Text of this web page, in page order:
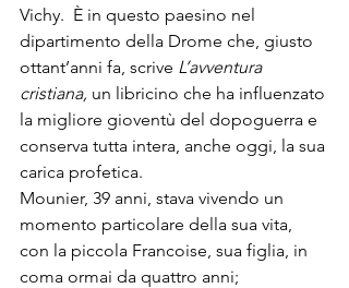
Vichy.  È in questo paesino nel
dipartimento della Drome che, giusto
ottant’anni fa, scrive L’avventura
cristiana, un libricino che ha influenzato
la migliore gioventù del dopoguerra e
conserva tutta intera, anche oggi, la sua
carica profetica.
Mounier, 39 anni, stava vivendo un
momento particolare della sua vita,
con la piccola Francoise, sua figlia, in
coma ormai da quattro anni;